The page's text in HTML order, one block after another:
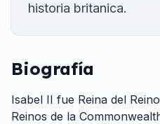
historia britanica.
Biografía
Isabel II fue Reina del
Reinos de la